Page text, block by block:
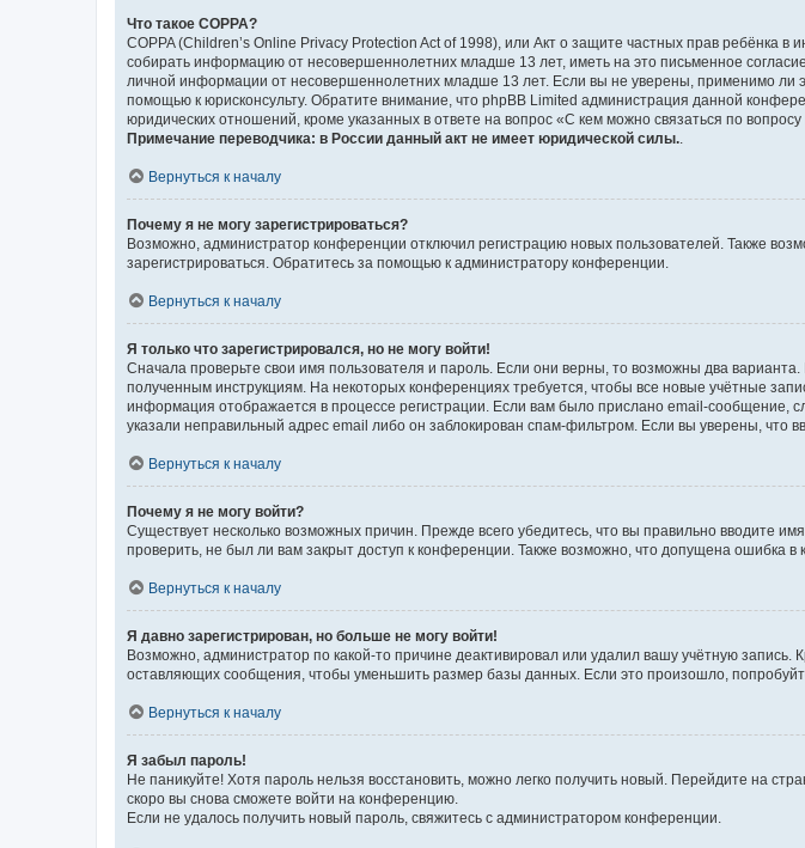
Что такое COPPA?
COPPA (Children’s Online Privacy Protection Act of 1998), или Акт о защите частных прав ребёнка
собирать информацию от несовершеннолетних младше 13 лет, иметь на это письменное
личной информации от несовершеннолетних младше 13 лет. Если вы не уверены, применимо ли
помощью к юрисконсульту. Обратите внимание, что phpBB Limited администрация данной
юридических отношений, кроме указанных в ответе на вопрос «С кем можно связаться по
Примечание переводчика: в России данный акт не имеет юридической силы.
Вернуться к началу
Почему я не могу зарегистрироваться?
Возможно, администратор конференции отключил регистрацию новых пользователей. Также
зарегистрироваться. Обратитесь за помощью к администратору конференции.
Вернуться к началу
Я только что зарегистрировался, но не могу войти!
Сначала проверьте свои имя пользователя и пароль. Если они верны, то возможны два
полученным инструкциям. На некоторых конференциях требуется, чтобы все новые учётные
информация отображается в процессе регистрации. Если вам было прислано email-сообщение,
указали неправильный адрес email либо он заблокирован спам-фильтром. Если вы уверены, что
Вернуться к началу
Почему я не могу войти?
Существует несколько возможных причин. Прежде всего убедитесь, что вы правильно вводите
проверить, не был ли вам закрыт доступ к конференции. Также возможно, что допущена ошибка
Вернуться к началу
Я давно зарегистрирован, но больше не могу войти!
Возможно, администратор по какой-то причине деактивировал или удалил вашу учётную
оставляющих сообщения, чтобы уменьшить размер базы данных. Если это произошло, попробуйте
Вернуться к началу
Я забыл пароль!
Не паникуйте! Хотя пароль нельзя восстановить, можно легко получить новый. Перейдите на
скоро вы снова сможете войти на конференцию.
Если не удалось получить новый пароль, свяжитесь с администратором конференции.